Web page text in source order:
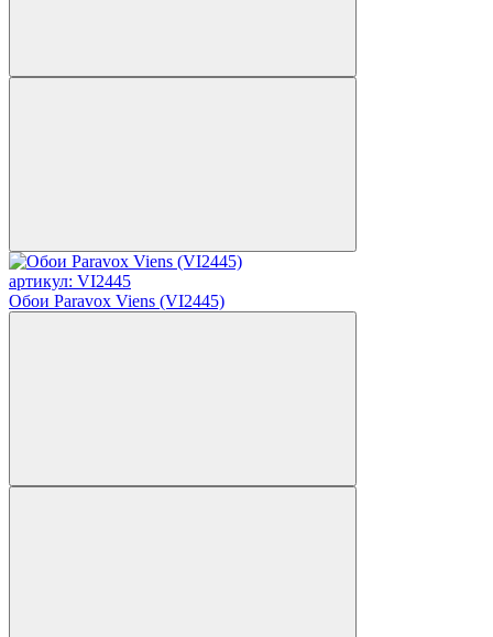
артикул: VI2445
Обои Paravox Viens (VI2445)